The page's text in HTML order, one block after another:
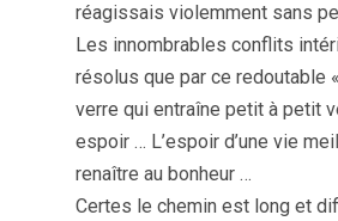
réagissais violemment sans
Les innombrables conflits
résolus que par ce redoutable
verre qui entraîne petit à petit
espoir … L’espoir d’une vie
renaître au bonheur …
Certes le chemin est long et